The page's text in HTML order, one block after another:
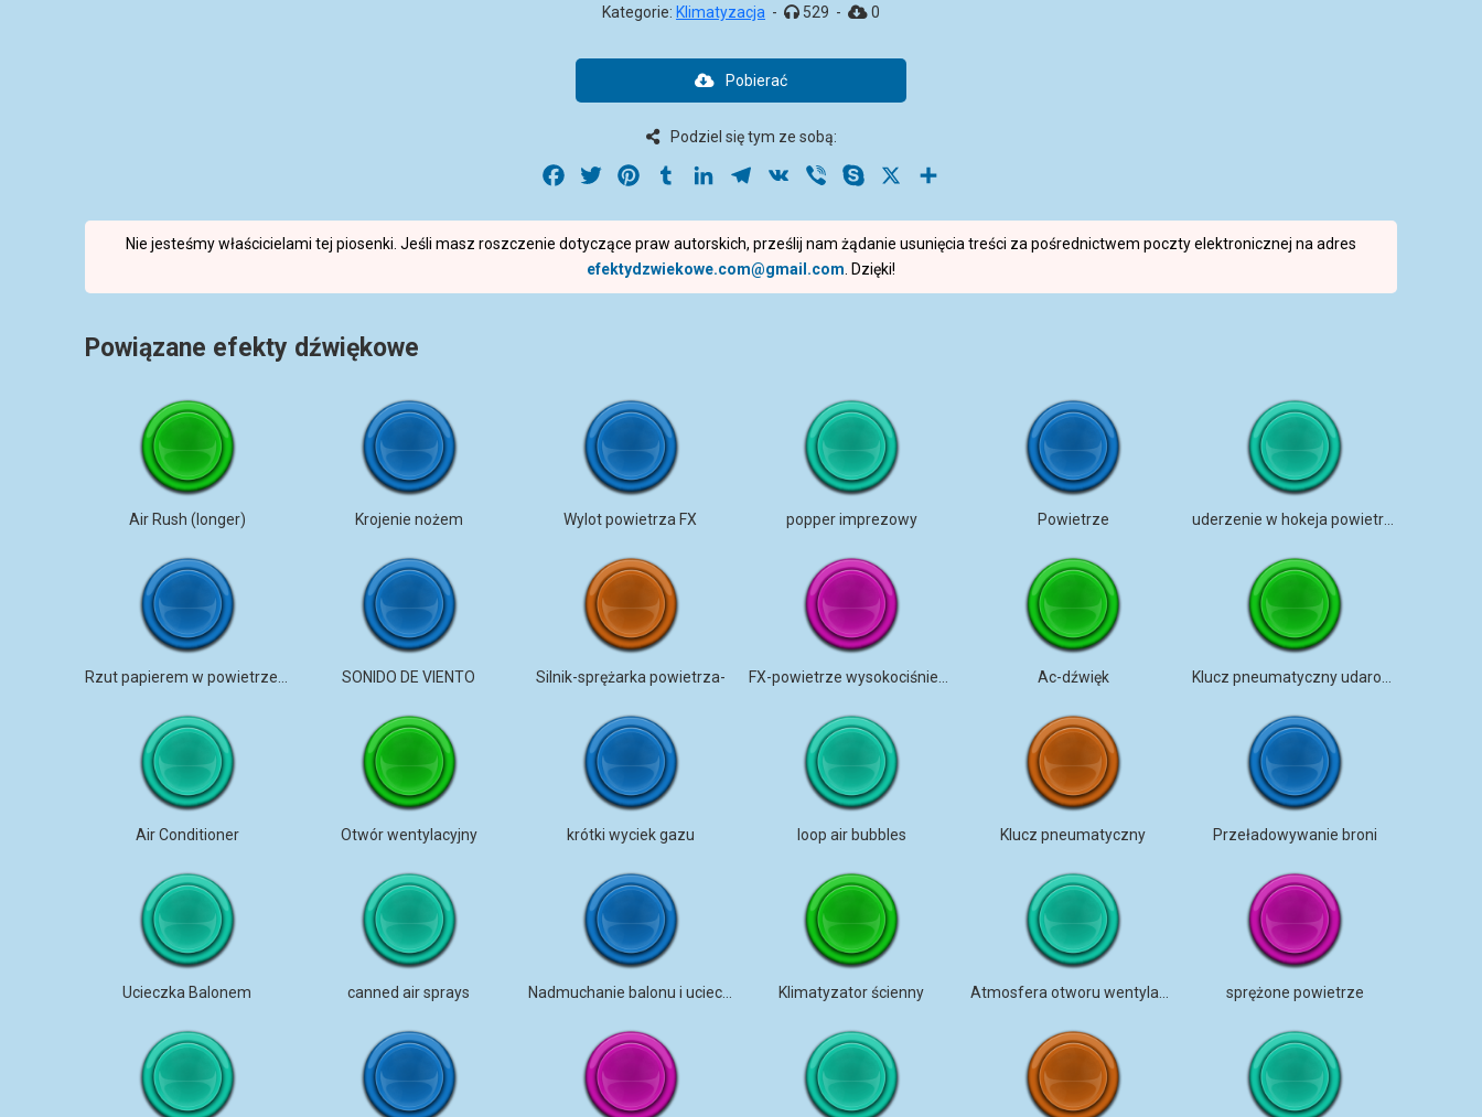
Kategorie: Klimatyzacja - 529 - 0
Pobierać
Podziel się tym ze sobą:
Facebook
Twitter PinterestTumblrLinkedInTelegram
VK Viber Skype
Nie jesteśmy właścicielami tej piosenki. Jeśli masz roszczenie dotyczące praw autorskich, prześlij nam żądanie usunięcia treści za pośrednictwem poczty elektronicznej na adres
efektydzwiekowe.com@gmail.com . Dzięki!
Powiązane efekty dźwiękowe
Air Rush (longer) Krojenie nożem Wylot powietrza FX popper imprezowy Powietrze
SONIDO DE VIENTO Silnik-sprężarka powietrza- Ac-dźwięk
Air Conditioner Otwór wentylacyjny krótki wyciek gazu loop air bubbles Klucz pneumatyczny Przeładowywanie broni
Ucieczka Balonem canned air sprays Nadmuchanie balonu i ucieczka powietrza Klimatyzator ścienny sprężone powietrze